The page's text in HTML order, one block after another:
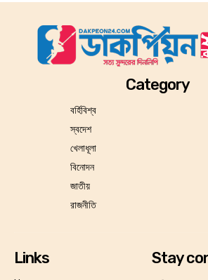
Category
বর্হিবিশ্ব
স্বদেশ
খেলাধূলা
বিনোদন
জাতীয়
রাজনীতি
Links Stay